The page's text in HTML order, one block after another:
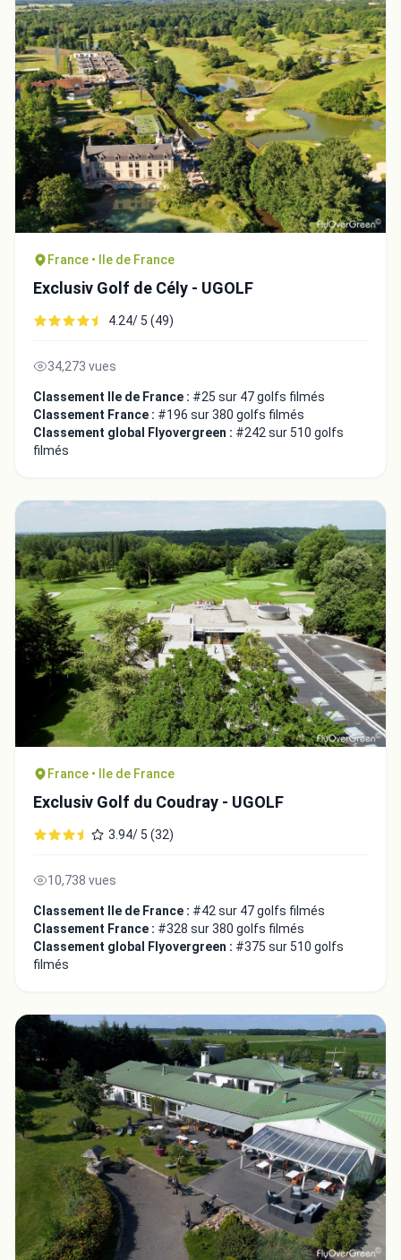
France • Ile de France
Exclusiv Golf de Cély - UGOLF
4.24/ 5 (49)
34,273 vues
Classement Ile de France : #25 sur 47 golfs filmés
Classement France : #196 sur 380 golfs filmés
Classement global Flyovergreen : #242 sur 510 golfs
filmés
France • Ile de France
Exclusiv Golf du Coudray - UGOLF
3.94/ 5 (32)
10,738 vues
Classement Ile de France : #42 sur 47 golfs filmés
Classement France : #328 sur 380 golfs filmés
Classement global Flyovergreen : #375 sur 510 golfs
filmés